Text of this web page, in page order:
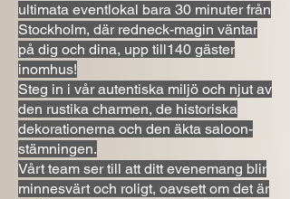
ultimata eventlokal bara 30 minuter från
Stockholm, där redneck-magin väntar
på dig och dina, upp till140 gäster
inomhus!
Steg in i vår autentiska miljö och njut av
den rustika charmen, de historiska
dekorationerna och den äkta saloon-
stämningen.
Vårt team ser till att ditt evenemang blir
minnesvärt och roligt, oavsett om det är